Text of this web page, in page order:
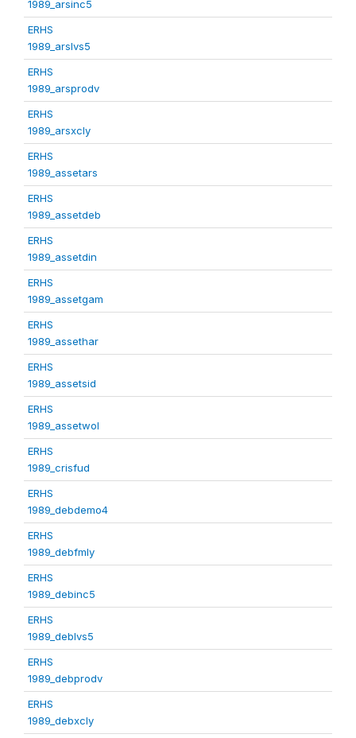
1989_arsinc5
ERHS
1989_arslvs5
ERHS
1989_arsprodv
ERHS
1989_arsxcly
ERHS
1989_assetars
ERHS
1989_assetdeb
ERHS
1989_assetdin
ERHS
1989_assetgam
ERHS
1989_assethar
ERHS
1989_assetsid
ERHS
1989_assetwol
ERHS
1989_crisfud
ERHS
1989_debdemo4
ERHS
1989_debfmly
ERHS
1989_debinc5
ERHS
1989_deblvs5
ERHS
1989_debprodv
ERHS
1989_debxcly